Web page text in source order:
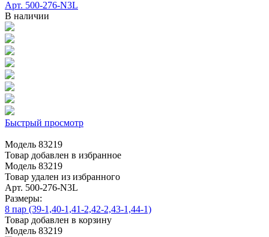
Арт. 500-276-N3L
В наличии
Быстрый просмотр
Модель 83219
Товар добавлен в избранное
Модель 83219
Товар удален из избранного
Арт. 500-276-N3L
Размеры:
8 пар (39-1,40-1,41-2,42-2,43-1,44-1)
Товар добавлен в корзину
Модель 83219